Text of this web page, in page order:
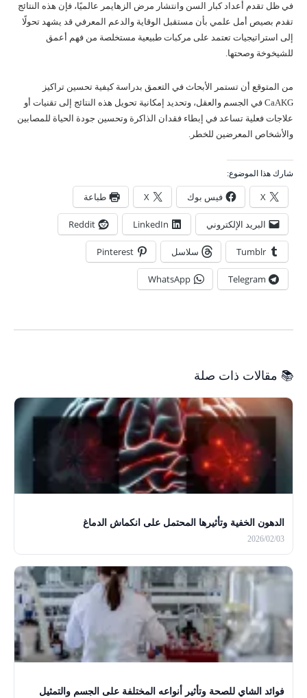
في ظل تقدم أعداد كبار السن وانتشار مرض الزهايمر عالميًا، فإن هذه النتائج
تقدم بصيص أمل علمي بأن مستقبل الوقاية والدعم المعرفي قد يشهد تحولًا
إلى استراتيجيات تعتمد على مركبات طبيعية مستخلصة من فهم أعمق
للشيخوخة وصحتها.
من المتوقع أن تستمر الأبحاث في التعمق بدراسة كيفية تحسين تراكيز
CaAKG في الجسم والعقل، وتحديد إمكانية تحويل هذه النتائج إلى تقنيات أو
علاجات فعلية تساعد في إبطاء فقدان الذاكرة وتحسين جودة الحياة للمصابين
والأشخاص المعرضين للخطر.
شارك هذا الموضوع:
X فيس بوك X طباعة
البريد الإلكتروني LinkedIn
Reddit
Tumblr سلاسل Pinterest
Telegram
WhatsApp
📚 مقالات ذات صلة
الدهون الخفية وتأثيرها المحتمل على انكماش الدماغ
2026/02/03
فوائد الشاي للصحة وتأثير أنواعه المختلفة على الجسم والتمثيل